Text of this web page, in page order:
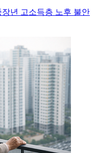
년 고소득층 노후 불안